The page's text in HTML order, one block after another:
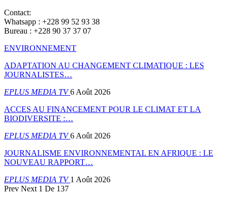
Contact:
Whatsapp : +228 99 52 93 38
Bureau : +228 90 37 37 07
ENVIRONNEMENT
ADAPTATION AU CHANGEMENT CLIMATIQUE : LES
JOURNALISTES…
EPLUS MEDIA TV6 Août 2026
ACCES AU FINANCEMENT POUR LE CLIMAT ET LA
BIODIVERSITE :…
EPLUS MEDIA TV6 Août 2026
JOURNALISME ENVIRONNEMENTAL EN AFRIQUE : LE
NOUVEAU RAPPORT…
EPLUS MEDIA TV1 Août 2026
Prev Next 1 De 137